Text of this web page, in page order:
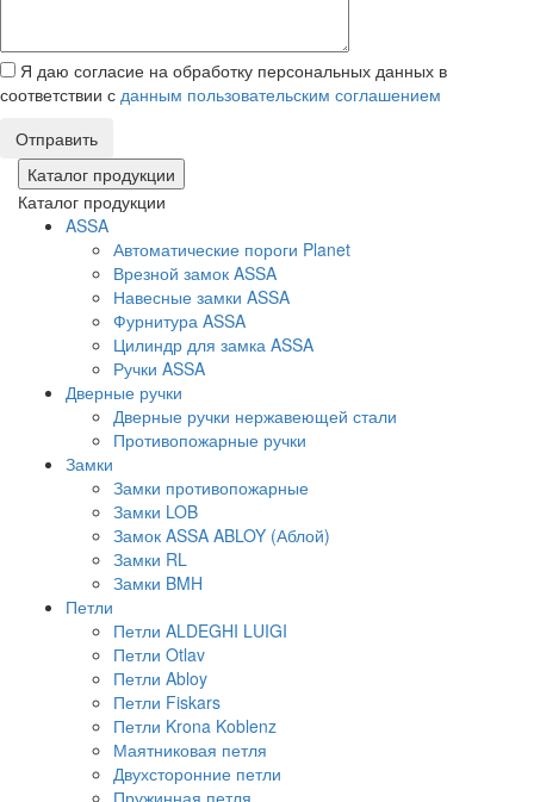
Я даю согласие на обработку персональных данных в
соответствии с данным пользовательским соглашением
Отправить
Каталог продукции
Каталог продукции
ASSA
Автоматические пороги Planet
Врезной замок ASSA
Навесные замки ASSA
Фурнитура ASSA
Цилиндр для замка ASSA
Ручки ASSA
Дверные ручки
Дверные ручки нержавеющей стали
Противопожарные ручки
Замки
Замки противопожарные
Замки LOB
Замок ASSA ABLOY (Аблой)
Замки RL
Замки BMH
Петли
Петли ALDEGHI LUIGI
Петли Otlav
Петли Abloy
Петли Fiskars
Петли Krona Koblenz
Маятниковая петля
Двухсторонние петли